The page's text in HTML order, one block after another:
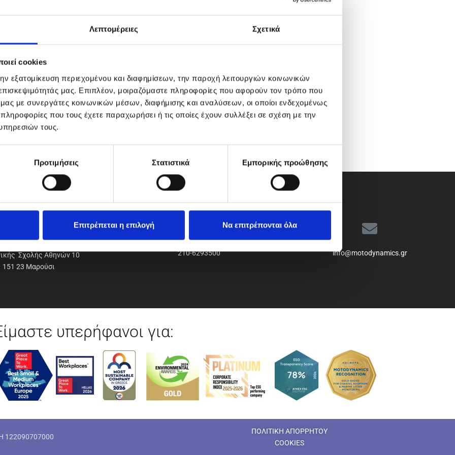
Λεπτομέρειες Σχετικά
cookies
εξατομίκευση περιεχομένου και διαφημίσεων, την παροχή λειτουργιών κοινωνικών
μας. Επιπλέον, μοιραζόμαστε πληροφορίες που αφορούν τον τρόπο που
μας με συνεργάτες κοινωνικών μέσων, διαφήμισης και αναλύσεων, οι οποίοι ενδεχομένως
που τους έχετε παραχωρήσει ή τις οποίες έχουν συλλέξει σε σχέση με την
τους.
Προτιμήσεις Στατιστικά Εμπορικής προώθησης
Επιτρέπεται η επιλογή Να επιτρέπονται όλα
Α.Ε.Ε.
Σχολής Αθηνών 10
151 23 Μαρούσι
210-6293500 info@motodynamics.gr
υπερήφανοι για:
122090707000
ΠΟΛΙΤΙΚΗ ΑΠΟΡΡΗΤΟΥ
COOKIES